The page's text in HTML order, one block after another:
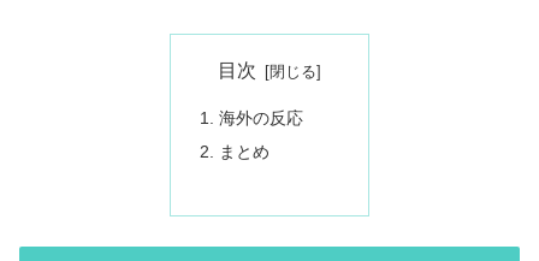
目次
海外の反応
まとめ